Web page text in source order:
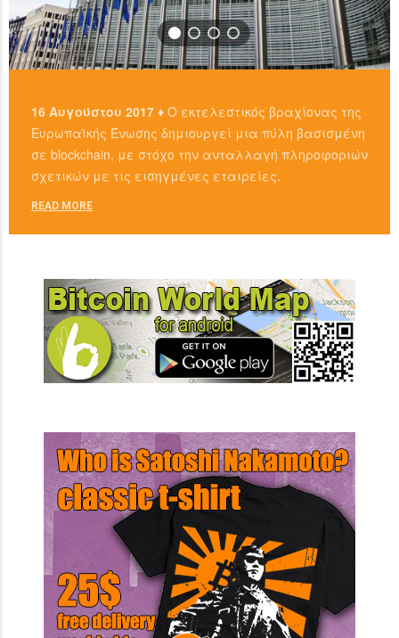
16 Αυγούστου 2017 ♦ Ο εκτελεστικός βραχίονας της
Ευρωπαϊκής Ένωσης δημιουργεί μια πύλη βασισμένη
σε blockchain, με στόχο την ανταλλαγή πληροφοριών
σχετικών με τις εισηγμένες εταιρείες.
READ MORE